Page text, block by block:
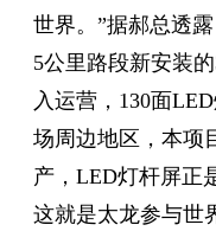
世界。”据郝总透
5公里路段新安装
入运营，130面
场周边地区，本项
产，LED灯杆屏正
这就是太龙参与世